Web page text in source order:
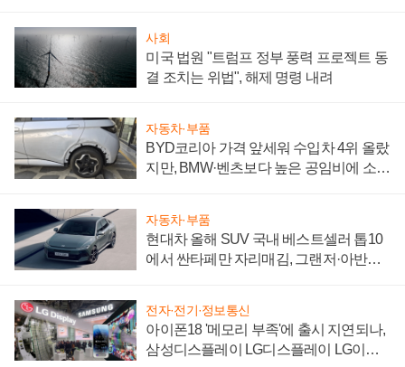
사회
미국 법원 "트럼프 정부 풍력 프로젝트 동
결 조치는 위법", 해제 명령 내려
자동차·부품
BYD코리아 가격 앞세워 수입차 4위 올랐
지만, BMW·벤츠보다 높은 공임비에 소비
자동차·부품
현대차 올해 SUV 국내 베스트셀러 톱10
에서 싼타페만 자리매김, 그랜저·아반떼
전자·전기·정보통신
아이폰18 '메모리 부족'에 출시 지연되나,
삼성디스플레이 LG디스플레이 LG이노